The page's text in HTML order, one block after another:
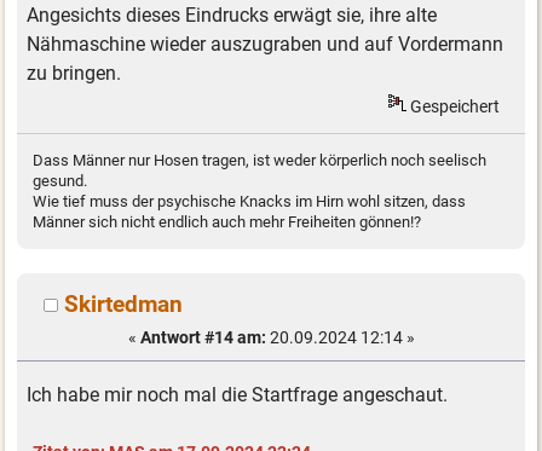
Angesichts dieses Eindrucks erwägt sie, ihre alte
Nähmaschine wieder auszugraben und auf Vordermann
zu bringen.
Gespeichert
Dass Männer nur Hosen tragen, ist weder körperlich noch seelisch
gesund.
Wie tief muss der psychische Knacks im Hirn wohl sitzen, dass
Männer sich nicht endlich auch mehr Freiheiten gönnen!?
Skirtedman
« Antwort #14 am: 20.09.2024 12:14 »
Ich habe mir noch mal die Startfrage angeschaut.